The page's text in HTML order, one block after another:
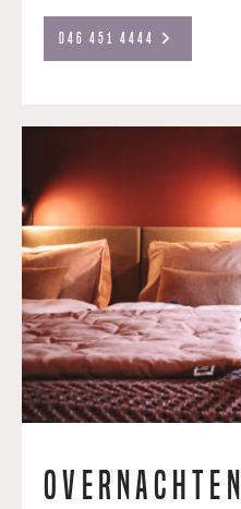
046 451 4444
Overnachten